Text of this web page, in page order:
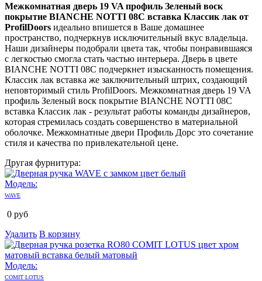
Межкомнатная дверь 19 VA профиль Зеленый воск
покрытие BIANCHE NOTTI 08C вставка Классик лак от
ProfilDoors идеально впишется в Ваше домашнее
пространство, подчеркнув исключительный вкус владельца.
Наши дизайнеры подобрали цвета так, чтобы понравившаяся
с легкостью смогла стать частью интерьера. Дверь в цвете
BIANCHE NOTTI 08C подчеркнет изысканность помещения.
Классик лак вставка же заключительный штрих, создающий
неповторимый стиль ProfilDoors. Межкомнатная дверь 19 VA
профиль Зеленый воск покрытие BIANCHE NOTTI 08C
вставка Классик лак - результат работы команды дизайнеров,
которая стремилась создать совершенство в материальной
оболочке. Межкомнатные двери Профиль Дорс это сочетание
стиля и качества по привлекательной цене.
Другая фурнитура:
Модель:
WAVE
0 руб
Удалить В корзину
Модель:
COMIT LOTUS